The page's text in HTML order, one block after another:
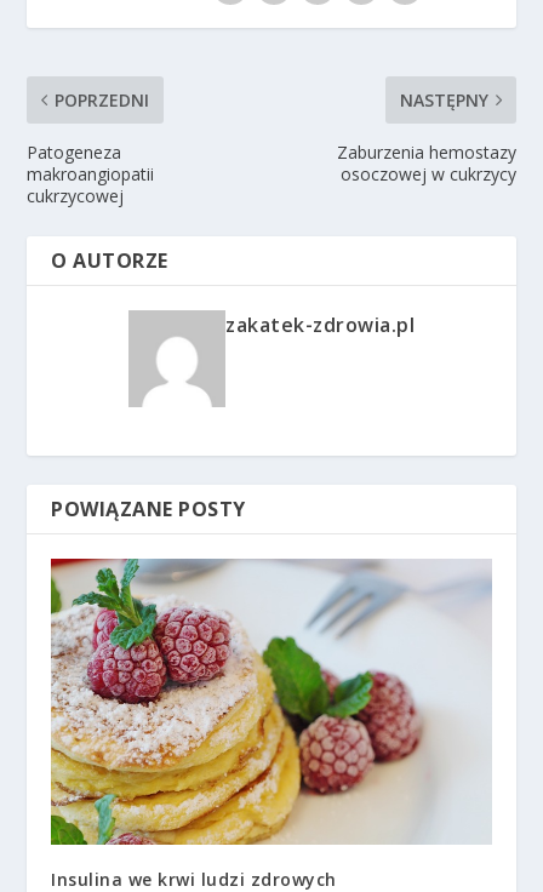
POPRZEDNI
Patogeneza
makroangiopatii
cukrzycowej
NASTĘPNY
Zaburzenia hemostazy
osoczowej w cukrzycy
O AUTORZE
zakatek-zdrowia.pl
POWIĄZANE POSTY
Insulina we krwi ludzi zdrowych